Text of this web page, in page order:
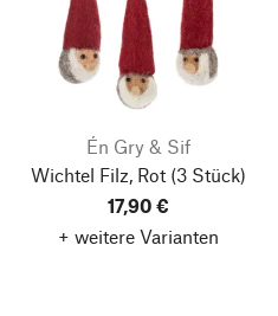
Én Gry & Sif
Wichtel Filz, Rot (3 Stück)
17,90 €
+ weitere Varianten